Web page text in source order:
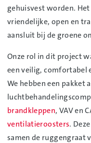
gehuisvest worden.
vriendelijke, open en
aansluit bij de groene
Onze rol in dit project
een veilig, comfortabel
We hebben een pakket
brandkleppen, VAV en
ventilatieroosters.
samen de ruggengraat